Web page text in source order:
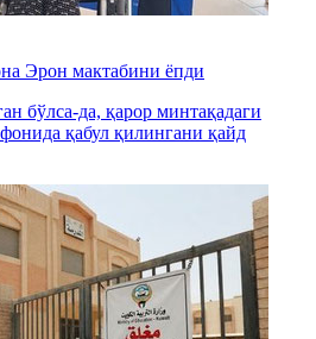
Эрон мактабини ёпди
бўлса-да, қарор минтақадаги
қабул қилингани қайд